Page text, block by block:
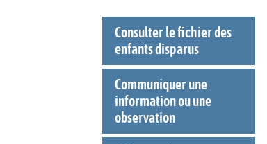
Consulter le fichier des
enfants disparus
Communiquer une
information ou une
observation